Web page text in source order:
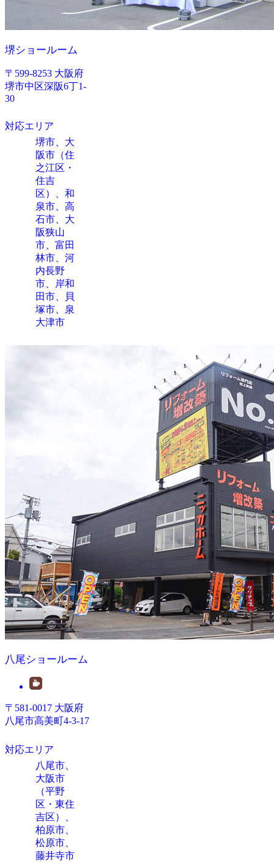
堺ショールーム
〒599-8253 大阪府
堺市中区深阪6丁1-
30
対応エリア
堺市、大
阪市（住
之江区・
住吉
区）、和
泉市、高
石市、大
阪狭山
市、富田
林市、河
内長野
市、岸和
田市、貝
塚市、泉
大津市
八尾ショールーム
〒581-0017 大阪府
八尾市高美町4-3-17
対応エリア
八尾市、
大阪市
（平野
区・東住
吉区）、
柏原市、
松原市、
藤井寺市